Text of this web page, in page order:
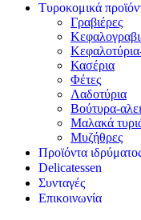
Τυροκομικά
Γραβιέρες
Κασέρια
Φέτες
Λαδοτύρια
Βούτυρα-
Μαλακά
Μυζήθρες
Προϊόντα
Delicatessen
Συνταγές
Επικοινωνία